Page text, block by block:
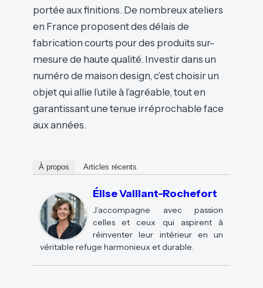
portée aux finitions. De nombreux ateliers
en France proposent des délais de
fabrication courts pour des produits sur-
mesure de haute qualité. Investir dans un
numéro de maison design, c’est choisir un
objet qui allie l’utile à l’agréable, tout en
garantissant une tenue irréprochable face
aux années.
À propos Articles récents
Élise Vaillant-Rochefort
J’accompagne avec passion
celles et ceux qui aspirent à
réinventer leur intérieur en un
véritable refuge harmonieux et durable.